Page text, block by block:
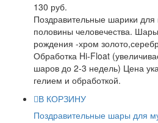
130 руб.
Поздравительные шарики для
половины человечества.
рождения -хром
Обработка Hi-Float
шаров до 2-3 недель) Цена
гелием и обработкой.
В КОРЗИНУ
Поздравительные шары для